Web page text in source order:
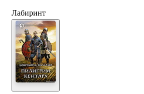
Лабиринт